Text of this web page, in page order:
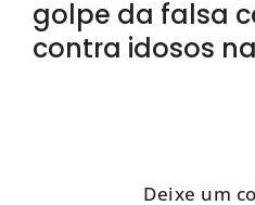
golpe da falsa
contra idosos
Deixe um